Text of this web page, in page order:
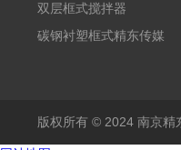
入口
双层框式搅拌器
碳钢衬塑框式精东传媒
版权所有 © 2024 南京精